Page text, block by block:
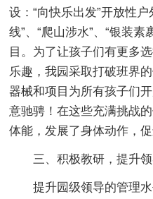
设：“向快乐出发”开放性
线”、“爬山涉水”、“银装
目。为了让孩子们有更多
乐趣，我园采取打破班界
器械和项目为所有孩子们
意驰骋！在这些充满挑战
体能，发展了身体动作，促
三、积极教研，提升领
提升园级领导的管理水